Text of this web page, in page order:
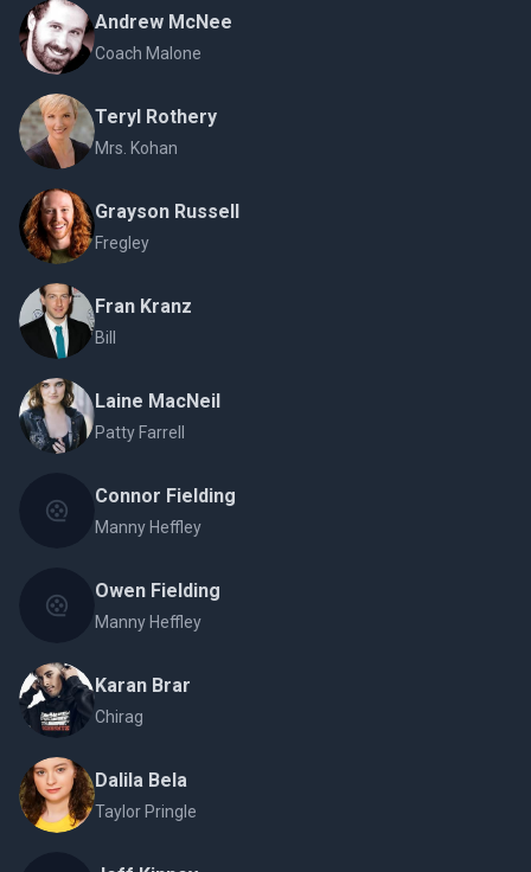
Andrew McNee
Coach Malone
Teryl Rothery
Mrs. Kohan
Grayson Russell
Fregley
Fran Kranz
Bill
Laine MacNeil
Patty Farrell
Connor Fielding
Manny Heffley
Owen Fielding
Manny Heffley
Karan Brar
Chirag
Dalila Bela
Taylor Pringle